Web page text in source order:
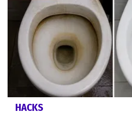
HACKS